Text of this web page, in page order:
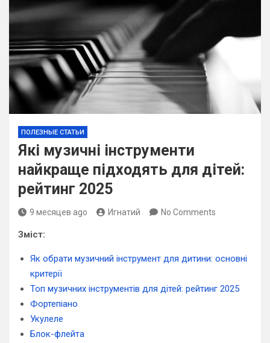
ПОЛЕЗНЫЕ СТАТЬИ
Які музичні інструменти
найкраще підходять для дітей:
рейтинг 2025
9 месяцев ago Игнатий No Comments
Зміст:
Як обрати музичний інструмент для дитини: основні
критерії
Топ музичних інструментів для дітей: рейтинг 2025
Фортепіано
Укулеле
Блок-флейта